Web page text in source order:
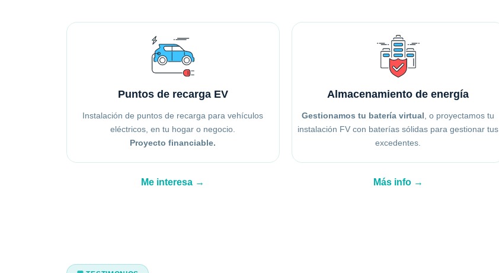
Puntos de recarga EV
Instalación de puntos de recarga para vehículos
eléctricos, en tu hogar o negocio.
Proyecto financiable.
Almacenamiento de energía
Gestionamos tu batería virtual , o proyectamos tu
instalación FV con baterías sólidas para gestionar tus
excedentes.
Me interesa → Más info →